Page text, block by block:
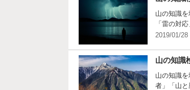
山の知識
「雷の対
2019/01/28
山の知識
山の知識
者」「山